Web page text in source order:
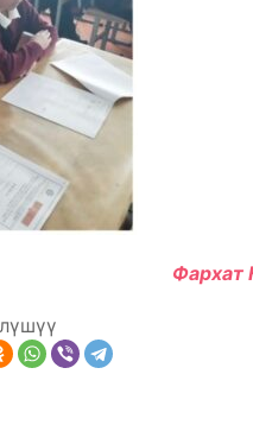
Фархат